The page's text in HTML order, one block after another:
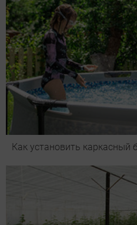
Как установить каркасный